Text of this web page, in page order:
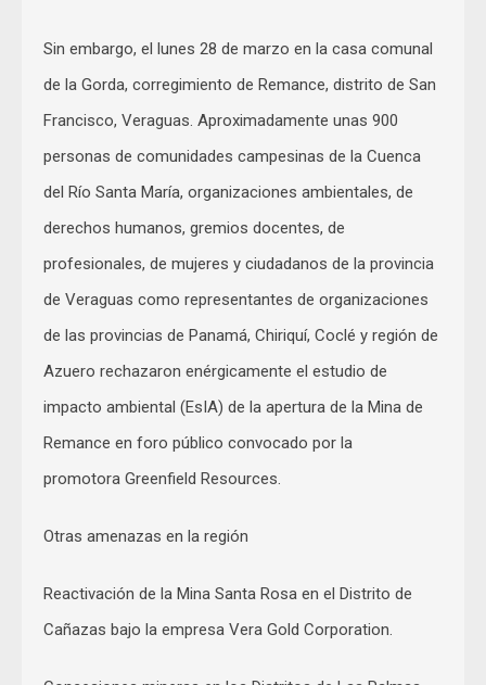
Sin embargo, el lunes 28 de marzo en la casa comunal
de la Gorda, corregimiento de Remance, distrito de San
Francisco, Veraguas. Aproximadamente unas 900
personas de comunidades campesinas de la Cuenca
del Río Santa María, organizaciones ambientales, de
derechos humanos, gremios docentes, de
profesionales, de mujeres y ciudadanos de la provincia
de Veraguas como representantes de organizaciones
de las provincias de Panamá, Chiriquí, Coclé y región de
Azuero rechazaron enérgicamente el estudio de
impacto ambiental (EsIA) de la apertura de la Mina de
Remance en foro público convocado por la
promotora Greenfield Resources.
Otras amenazas en la región
Reactivación de la Mina Santa Rosa en el Distrito de
Cañazas bajo la empresa Vera Gold Corporation.